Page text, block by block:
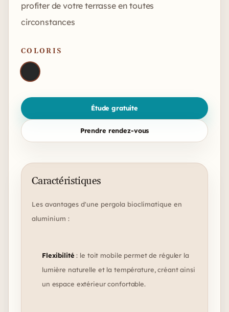
profiter de votre terrasse en toutes
circonstances
COLORIS
Choisissez une couleur
Étude gratuite
Prendre rendez-vous
Caractéristiques
Les avantages d'une pergola bioclimatique en
aluminium :
Flexibilité: le toit mobile permet de réguler la
lumière naturelle et la température, créant ainsi
un espace extérieur confortable.